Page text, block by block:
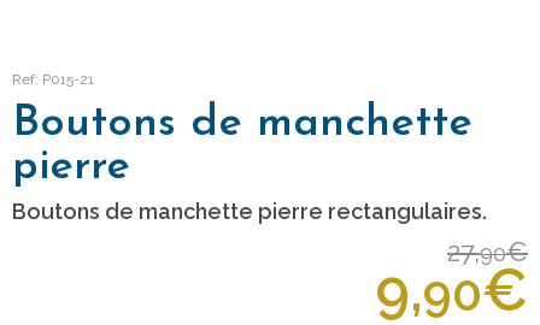
Ref: P015-21
Boutons de manchette
pierre
Boutons de manchette pierre rectangulaires.
27,90€
9,90€